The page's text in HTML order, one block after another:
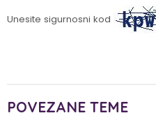
Unesite sigurnosni kod
POVEZANE TEME